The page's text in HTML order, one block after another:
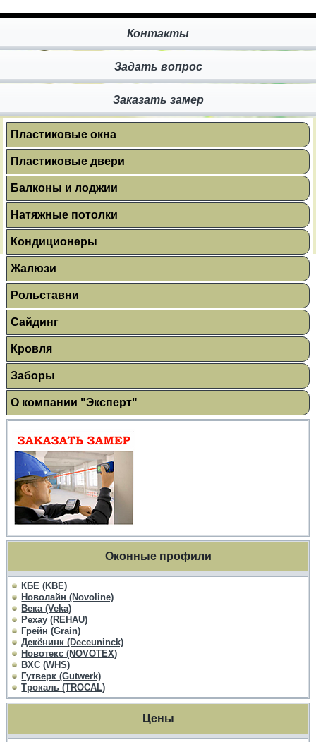
Контакты
Задать вопрос
Заказать замер
Пластиковые окна
Пластиковые двери
Балконы и лоджии
Натяжные потолки
Кондиционеры
Жалюзи
Рольставни
Сайдинг
Кровля
Заборы
О компании "Эксперт"
Оконные профили
КБЕ (KBE)
Новолайн (Novoline)
Века (Veka)
Рехау (REHAU)
Грейн (Grain)
Декёнинк (Deceuninck)
Новотекс (NOVOTEX)
ВХС (WHS)
Гутверк (Gutwerk)
Трокаль (TROCAL)
Цены